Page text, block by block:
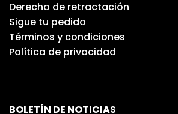
Derecho de retractación
Sigue tu pedido
Términos y condiciones
Política de privacidad
BOLETÍN DE NOTICIAS